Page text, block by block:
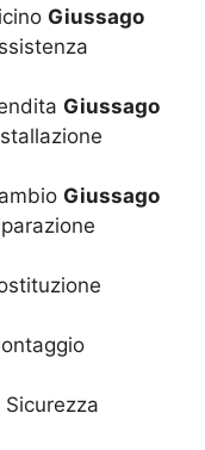
Giussago
Giussago
Giussago